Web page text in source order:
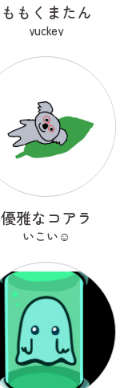
ももくまたん
yuckey
優雅なコアラ
いこい☺︎